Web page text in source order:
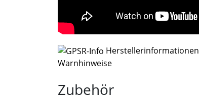
Herstellerinformationen
Warnhinweise
Zubehör